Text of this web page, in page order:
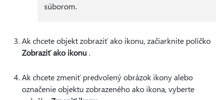
súborom.
Ak chcete objekt zobraziť ako ikonu, začiarknite políčko
Zobraziť ako ikonu .
Ak chcete zmeniť predvolený obrázok ikony alebo
označenie objektu zobrazeného ako ikona, vyberte